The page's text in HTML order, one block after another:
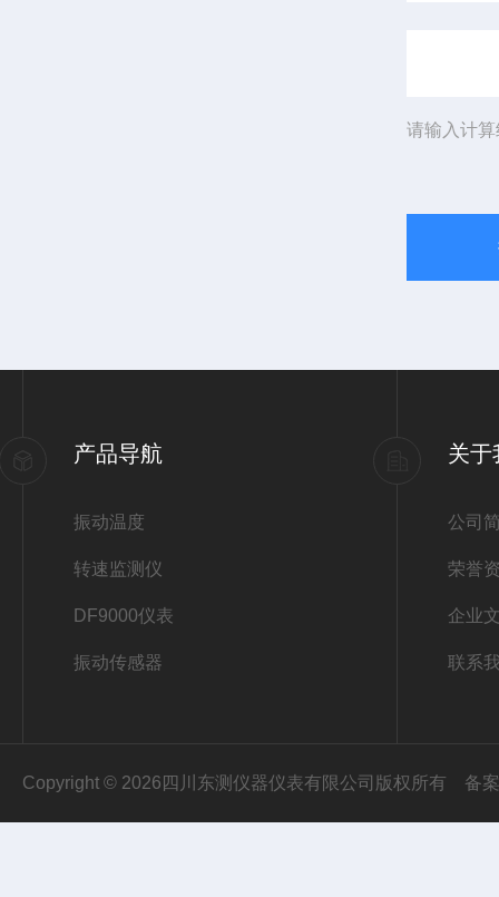
请输入计
产品导航
振动温度
转速监测仪
DF9000仪表
振动传感器
关于
公司
荣誉
企业
联系
Copyright © 2026四川东测仪器仪表有限公司版权所有 备